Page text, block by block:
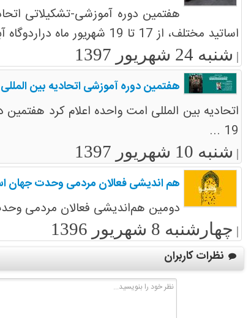
هفتمین دوره آموزشی-تشکیلاتی
اساتید مختلف، از 17 تا 19 شهریور ماه دراردوگاه آبعلی برگزار شد.
شنبه 24 شهریور 1397
هفتمین دوره آموزشی اتحادیه بین
19 ...
شنبه 10 شهریور 1397
هم اندیشی فعالان مردمی وحدت جهان
دومین هم‌اندیشی فعالان مردمی وحدت جهان اسلام از 26 الی 28
چهارشنبه 8 شهریور 1396
نظرات کاربران